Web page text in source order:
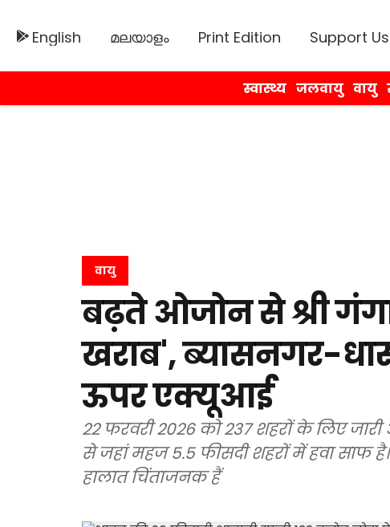
English മലയാളം Print Edition Support Us
स्वास्थ्य जलवायु वायु
वायु
बढ़ते ओजोन से श्री
खराब', ब्यासनगर-
ऊपर एक्यूआई
22 फरवरी 2026 को 237 शहरों के लिए
से जहां महज 5.5 फीसदी शहरों में हवा साफ
हालात चिंताजनक हैं